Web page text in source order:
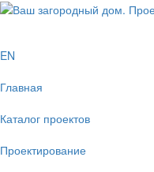
EN
Главная
Каталог проектов
Проектирование